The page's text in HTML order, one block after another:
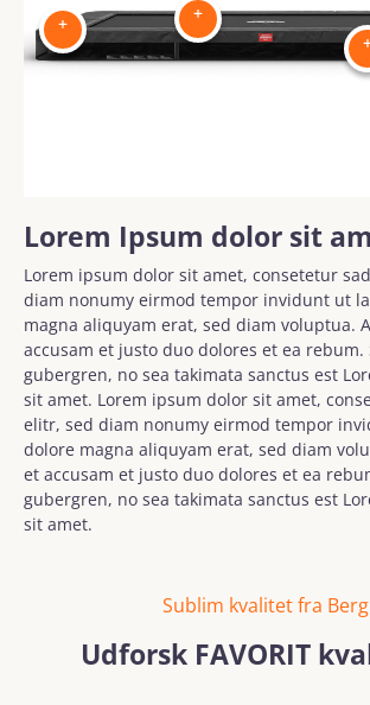
+
+
Lorem Ipsum dolor sit
Lorem ipsum dolor sit amet, consetetur
diam nonumy eirmod tempor invidunt ut
magna aliquyam erat, sed diam voluptua.
accusam et justo duo dolores et ea rebum.
gubergren, no sea takimata sanctus est
sit amet. Lorem ipsum dolor sit amet,
elitr, sed diam nonumy eirmod tempor
dolore magna aliquyam erat, sed diam
et accusam et justo duo dolores et ea
gubergren, no sea takimata sanctus est
sit amet.
Sublim kvalitet fra Berg
Udforsk FAVORIT